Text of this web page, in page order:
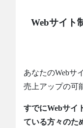
Webサイト
あなたのWebサ
売上アップの可
すでにWebサイ
ている方々のた